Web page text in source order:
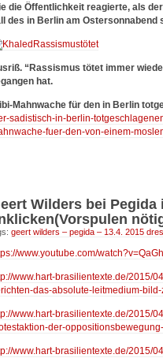
die Öffentlichkeit reagierte, als
des in Berlin am
“Rassismus tötet immer
hat.
Mahnwache für den in Berlin
sadistisch-in-berlin-
fuer-den-von-einem-
Wilders bei Pegida
geert wilders – pegida – 13.4. 2015
www.youtube.com/
www.hart-brasilientexte.de/2015/
das-absolute-leitmedium-
www.hart-brasilientexte.de/2015/
der-
www.hart-brasilientexte.de/2015/